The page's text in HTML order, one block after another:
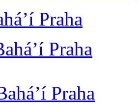
Praha
Praha
Praha